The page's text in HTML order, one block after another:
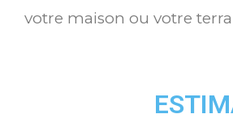
votre maison ou votre